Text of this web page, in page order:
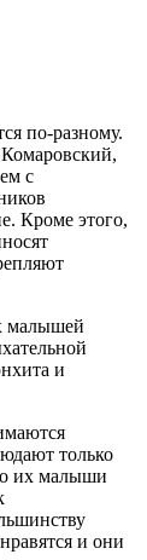
по-разному.
с
Кроме этого,
малышей
и
только
их малыши
и они